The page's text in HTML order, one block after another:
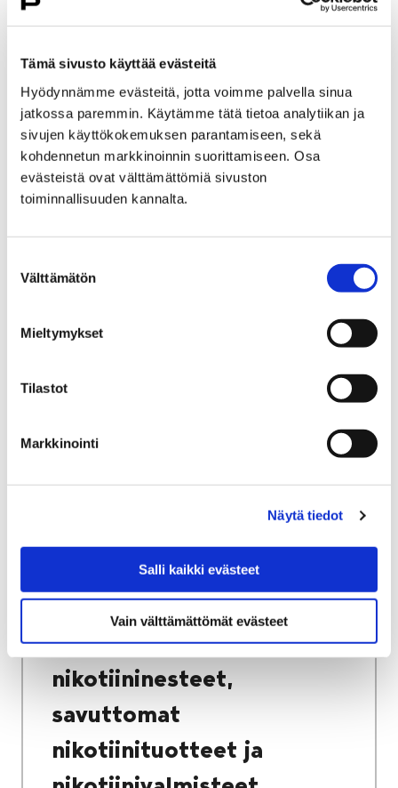
Tämä sivusto käyttää evästeitä
Hyödynnämme evästeitä, jotta voimme palvella sinua
jatkossa paremmin. Käytämme tätä tietoa analytiikan ja
sivujen käyttökokemuksen parantamiseen, sekä
kohdennetun markkinoinnin suorittamiseen. Osa
evästeistä ovat välttämättömiä sivuston
toiminnallisuuden kannalta.
valinta
Välttämätön
Mieltymykset
Tilastot
Markkinointi
Näytä tiedot
Salli kaikki evästeet
Vain välttämättömät evästeet
Yleiset alueet ja
käyttöluvat
Etusivu
Kasvatus ja koulutus
Perusopetus
Ahlaisten monitoimitalo
Hankkeen suunnitteluvaihe on saatu
aloitetaan kesällä 2024. Tavoitteena on, että
Tupakkatuotteet, nikotiininesteet, savuttomat
nikotiinituotteet ja nikotiinivalmisteet
Tupakkatuotteet,
nikotiininesteet,
savuttomat
nikotiinituotteet ja